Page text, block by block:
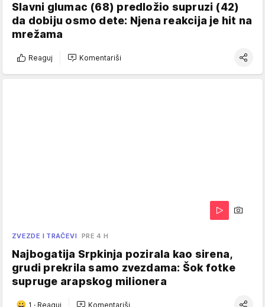
Slavni glumac (68) predložio supruzi (42)
da dobiju osmo dete: Njena reakcija je hit na
mrežama
Reaguj Komentariši
ZVEZDE I TRAČEVI PRE 4 H
Najbogatija Srpkinja pozirala kao sirena,
grudi prekrila samo zvezdama: Šok fotke
supruge arapskog milionera
1 · Reaguj Komentariši